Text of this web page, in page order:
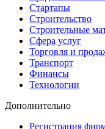
Стартапы
Строительство
Строительные
Сфера услуг
Торговля и
Транспорт
Финансы
Технологии
Дополнительно
Регистрация